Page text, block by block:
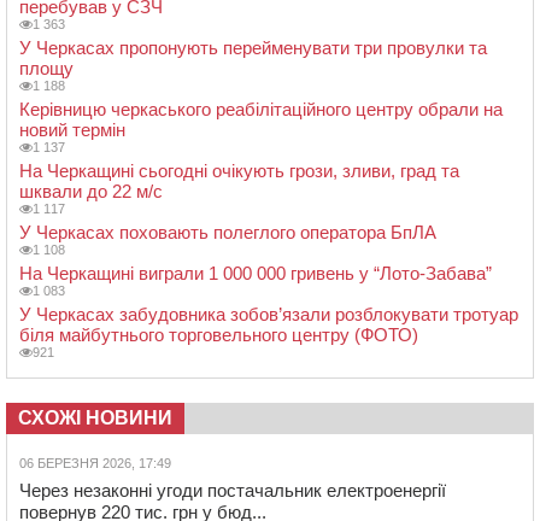
перебував у СЗЧ
1 363
У Черкасах пропонують перейменувати три провулки та
площу
1 188
Керівницю черкаського реабілітаційного центру обрали на
новий термін
1 137
На Черкащині сьогодні очікують грози, зливи, град та
шквали до 22 м/с
1 117
У Черкасах поховають полеглого оператора БпЛА
1 108
На Черкащині виграли 1 000 000 гривень у “Лото-Забава”
1 083
У Черкасах забудовника зобов’язали розблокувати тротуар
біля майбутнього торговельного центру (ФОТО)
921
СХОЖІ НОВИНИ
06 БЕРЕЗНЯ 2026, 17:49
Через незаконні угоди постачальник електроенергії
повернув 220 тис. грн у бюд...